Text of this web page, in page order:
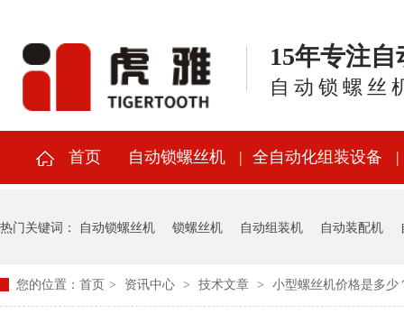
15年专注
自动锁螺丝
首页 自动锁螺丝机 全自动化组装设备
热门关键词： 自动锁螺丝机 锁螺丝机 自动组装机 自动装配机
您的位置： 首页 > 资讯中心 > 技术文章 > 小型螺丝机价格是多少